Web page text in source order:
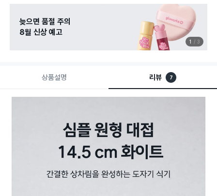
늦으면 품절 주의
8월 신상 예고
1 3
상품설명 리뷰 7